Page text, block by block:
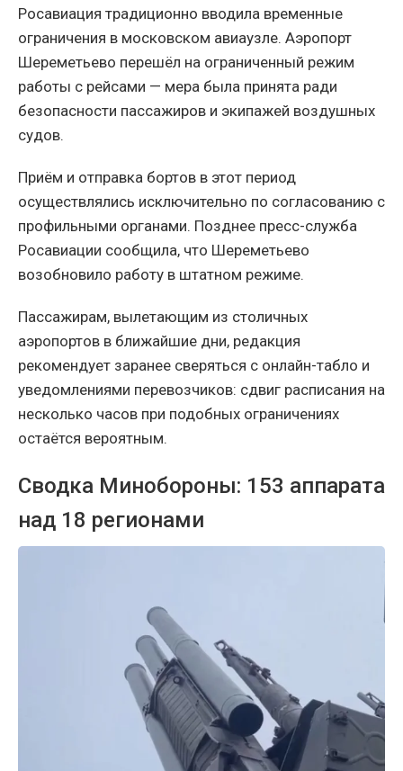
Росавиация традиционно вводила временные
ограничения в московском авиаузле. Аэропорт
Шереметьево перешёл на ограниченный режим
работы с рейсами — мера была принята ради
безопасности пассажиров и экипажей воздушных
судов.
Приём и отправка бортов в этот период
осуществлялись исключительно по согласованию с
профильными органами. Позднее пресс-служба
Росавиации сообщила, что Шереметьево
возобновило работу в штатном режиме.
Пассажирам, вылетающим из столичных
аэропортов в ближайшие дни, редакция
рекомендует заранее сверяться с онлайн-табло и
уведомлениями перевозчиков: сдвиг расписания на
несколько часов при подобных ограничениях
остаётся вероятным.
Сводка Минобороны: 153 аппарата
над 18 регионами